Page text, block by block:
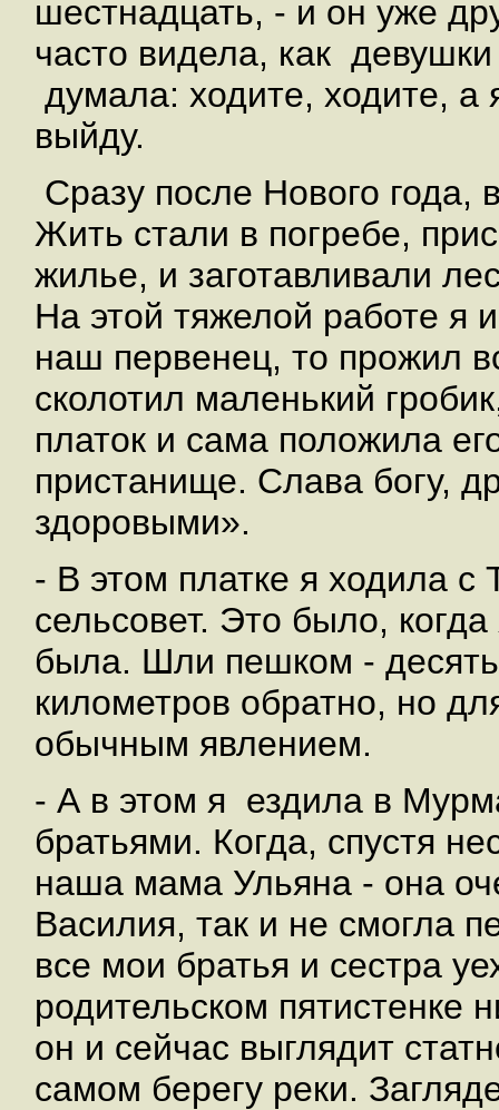
шестнадцать, - и он уже
часто видела, как
думала: ходите, ходите, а
выйду.
Сразу после Нового года,
Жить стали в погребе,
жилье, и заготавливали
На этой тяжелой работе я
наш первенец, то прожил
сколотил маленький
платок и сама положила
пристанище. Слава богу,
здоровыми».
- В этом платке я ходила с
сельсовет. Это было,
была. Шли пешком - десять
километров обратно, но
обычным явлением.
- А в этом я ездила в
братьями. Когда, спустя
наша мама Ульяна - она
Василия, так и не смогла
все мои братья и сестра
родительском пятистенке
он и сейчас выглядит
самом берегу реки.